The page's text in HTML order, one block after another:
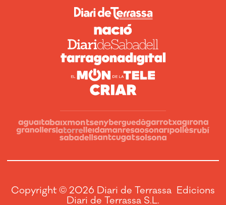
Copyright © 2026 Diari de Terrassa Edicions
Diari de Terrassa S.L.